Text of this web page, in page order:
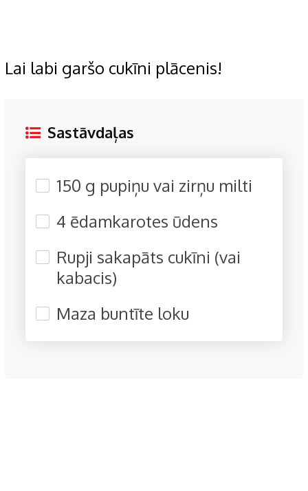
Lai labi garšo cukīni plācenis!
Sastāvdaļas
150 g pupiņu vai zirņu milti
4 ēdamkarotes ūdens
Rupji sakapāts cukīni (vai
kabacis)
Maza buntīte loku